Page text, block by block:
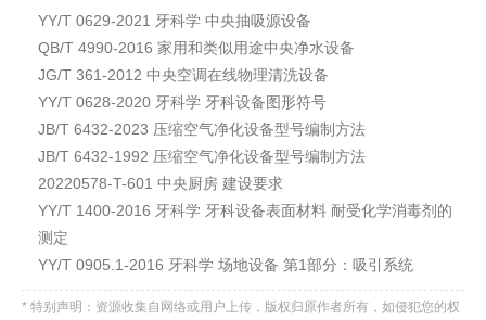
YY/T 0629-2021 牙科学 中央抽吸源设备
QB/T 4990-2016 家用和类似用途中央净水设备
JG/T 361-2012 中央空调在线物理清洗设备
YY/T 0628-2020 牙科学 牙科设备图形符号
JB/T 6432-2023 压缩空气净化设备型号编制方法
JB/T 6432-1992 压缩空气净化设备型号编制方法
20220578-T-601 中央厨房 建设要求
YY/T 1400-2016 牙科学 牙科设备表面材料 耐受化学消毒剂的
测定
YY/T 0905.1-2016 牙科学 场地设备 第1部分：吸引系统
* 特别声明：资源收集自网络或用户上传，版权归原作者所有，如侵犯您的权